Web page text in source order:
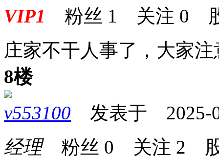
VIP1 粉丝 1 关注 0
庄家不干人事了，大家
8楼
v553100 发表于 2025-
经理粉丝 0 关注 2